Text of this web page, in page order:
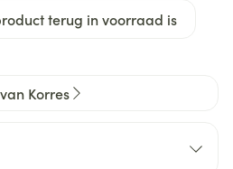
terug in voorraad is
Korres